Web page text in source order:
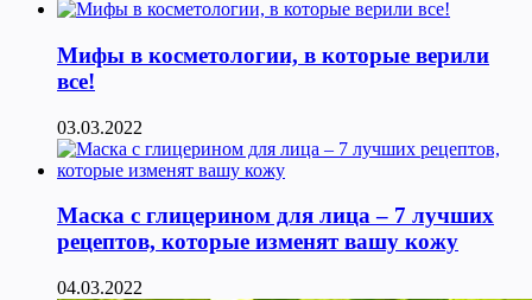
Мифы в косметологии, в которые верили
все!
03.03.2022
Маска с глицерином для лица – 7 лучших
рецептов, которые изменят вашу кожу
04.03.2022